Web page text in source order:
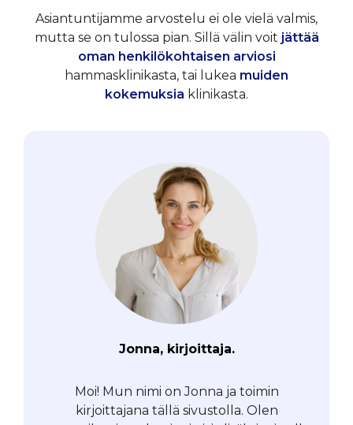
Asiantuntijamme arvostelu ei ole vielä valmis,
mutta se on tulossa pian. Sillä välin voit jättää
oman henkilökohtaisen arviosi
hammasklinikasta, tai lukea muiden
kokemuksia klinikasta.
Jonna, kirjoittaja.
Moi! Mun nimi on Jonna ja toimin
kirjoittajana tällä sivustolla. Olen